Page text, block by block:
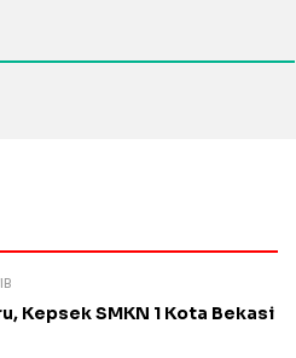
Kepsek SMKN 1 Kota Bekasi